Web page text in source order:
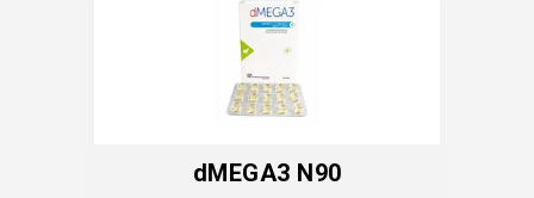
dMEGA3 N90